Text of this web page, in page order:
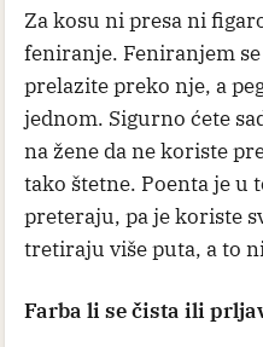
Za kosu ni presa ni
feniranje. Feniranjem
prelazite preko nje, a
jednom. Sigurno ćete
na žene da ne koriste
tako štetne. Poenta je u
preteraju, pa je koriste
tretiraju više puta, a to
Farba li se čista ili